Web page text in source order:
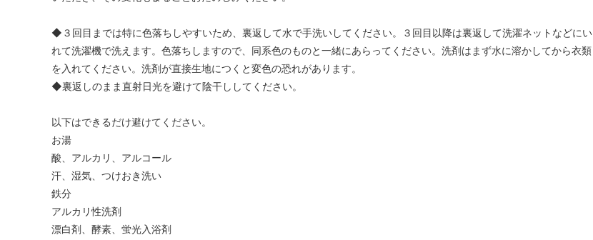
◆３回目までは特に色落ちしやすいため、裏返して水で手洗いしてください。３回目以降は裏返して洗濯ネットなどにい
れて洗濯機で洗えます。色落ちしますので、同系色のものと一緒にあらってください。洗剤はまず水に溶かしてから衣類
を入れてください。洗剤が直接生地につくと変色の恐れがあります。
◆裏返しのまま直射日光を避けて陰干ししてください。
以下はできるだけ避けてください。
お湯
酸、アルカリ、アルコール
汗、湿気、つけおき洗い
鉄分
アルカリ性洗剤
漂白剤、酵素、蛍光入浴剤